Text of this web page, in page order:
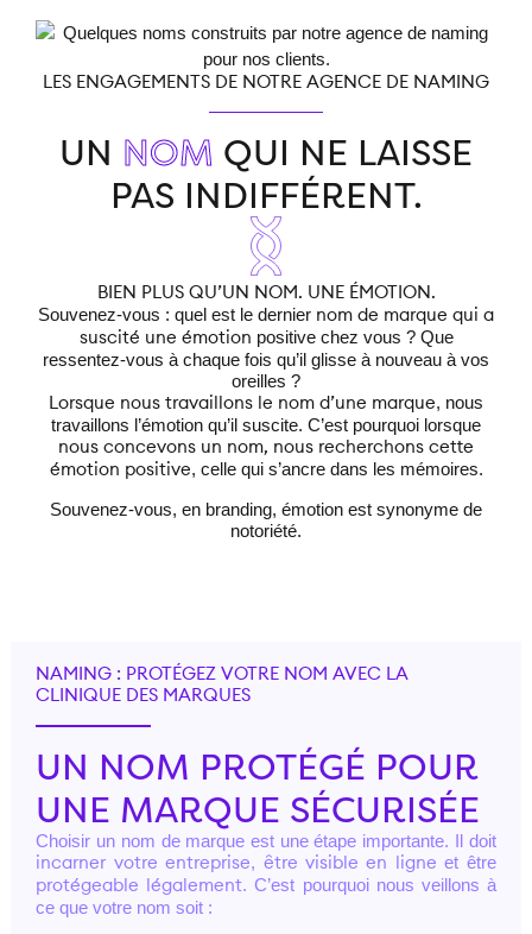
LES ENGAGEMENTS DE NOTRE AGENCE DE NAMING
UN NOM QUI NE LAISSE
PAS INDIFFÉRENT.
BIEN PLUS QU’UN NOM. UNE ÉMOTION.
Souvenez-vous : quel est le dernier nom de marque qui a
suscité une émotion positive chez vous ? Que
ressentez-vous à chaque fois qu’il glisse à nouveau à vos
oreilles ?
Lorsque nous travaillons le nom d’une marque, nous
travaillons l’émotion qu’il suscite. C’est pourquoi lorsque
nous concevons un nom, nous recherchons cette
émotion positive, celle qui s’ancre dans les mémoires.
Souvenez-vous, en branding, émotion est synonyme de
notoriété.
NAMING : PROTÉGEZ VOTRE NOM AVEC LA
CLINIQUE DES MARQUES
UN NOM PROTÉGÉ POUR
UNE MARQUE SÉCURISÉE
Choisir un nom de marque est une étape importante. Il doit
incarner votre entreprise, être visible en ligne et être
protégeable légalement. C’est pourquoi nous veillons à
ce que votre nom soit :